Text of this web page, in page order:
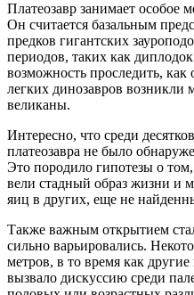
Платеозавр занимает особое
Он считается базальным
предков гигантских
периодов, таких как
возможность проследить, как
легких динозавров возникли
великаны.
Интересно, что среди
платеозавра не было
Это породило гипотезы о
вели стадный образ жизни и
яиц в других, еще не
Также важным открытием
сильно варьировались.
метров, в то время как
вызвало дискуссию среди